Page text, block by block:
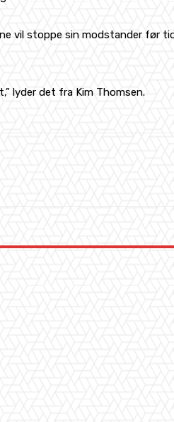
vil stoppe sin modstander før
lyder det fra Kim Thomsen.